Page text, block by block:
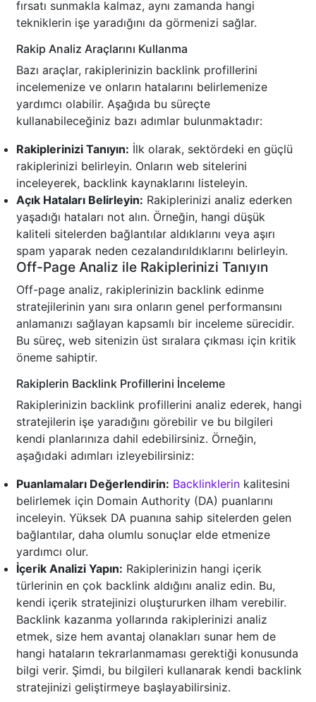
fırsatı sunmakla kalmaz, aynı zamanda hangi
tekniklerin işe yaradığını da görmenizi sağlar.
Rakip Analiz Araçlarını Kullanma
Bazı araçlar, rakiplerinizin backlink profillerini
incelemenize ve onların hatalarını belirlemenize
yardımcı olabilir. Aşağıda bu süreçte
kullanabileceğiniz bazı adımlar bulunmaktadır:
Rakiplerinizi Tanıyın: İlk olarak, sektördeki en güçlü
rakiplerinizi belirleyin. Onların web sitelerini
inceleyerek, backlink kaynaklarını listeleyin.
Açık Hataları Belirleyin: Rakiplerinizi analiz ederken
yaşadığı hataları not alın. Örneğin, hangi düşük
kaliteli sitelerden bağlantılar aldıklarını veya aşırı
spam yaparak neden cezalandırıldıklarını belirleyin.
Off-Page Analiz ile Rakiplerinizi Tanıyın
Off-page analiz, rakiplerinizin backlink edinme
stratejilerinin yanı sıra onların genel performansını
anlamanızı sağlayan kapsamlı bir inceleme sürecidir.
Bu süreç, web sitenizin üst sıralara çıkması için kritik
öneme sahiptir.
Rakiplerin Backlink Profillerini İnceleme
Rakiplerinizin backlink profillerini analiz ederek, hangi
stratejilerin işe yaradığını görebilir ve bu bilgileri
kendi planlarınıza dahil edebilirsiniz. Örneğin,
aşağıdaki adımları izleyebilirsiniz:
Puanlamaları Değerlendirin: Backlinklerin kalitesini
belirlemek için Domain Authority (DA) puanlarını
inceleyin. Yüksek DA puanına sahip sitelerden gelen
bağlantılar, daha olumlu sonuçlar elde etmenize
yardımcı olur.
İçerik Analizi Yapın: Rakiplerinizin hangi içerik
türlerinin en çok backlink aldığını analiz edin. Bu,
kendi içerik stratejinizi oluştururken ilham verebilir.
Backlink kazanma yollarında rakiplerinizi analiz
etmek, size hem avantaj olanakları sunar hem de
hangi hataların tekrarlanmaması gerektiği konusunda
bilgi verir. Şimdi, bu bilgileri kullanarak kendi backlink
stratejinizi geliştirmeye başlayabilirsiniz.